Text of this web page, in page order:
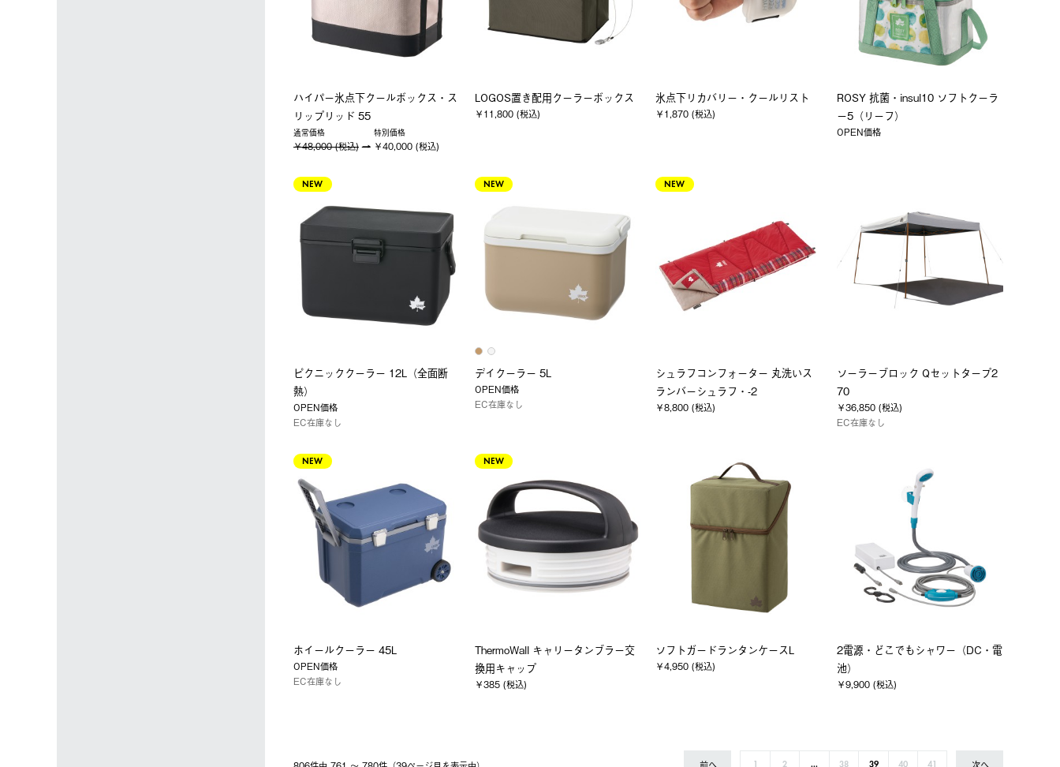
ハイパー氷点下クールボックス・ス
リップリッド 55
通常価格
￥48,000 (税込)
特別価格
￥40,000 (税込)
LOGOS置き配用クーラーボックス
￥11,800 (税込)
氷点下リカバリー・クールリスト
￥1,870 (税込)
ROSY 抗菌・insul10 ソフトクーラ
ー5（リーフ）
OPEN価格
NEW
ピクニッククーラー 12L（全面断
熱）
OPEN価格
EC在庫なし
NEW
デイクーラー 5L
OPEN価格
EC在庫なし
NEW
シュラフコンフォーター 丸洗いス
ランバーシュラフ・-2
￥8,800 (税込)
ソーラーブロック Qセットタープ2
70
￥36,850 (税込)
EC在庫なし
NEW
ホイールクーラー 45L
OPEN価格
EC在庫なし
NEW
ThermoWall キャリータンブラー交
換用キャップ
￥385 (税込)
ソフトガードランタンケースL
￥4,950 (税込)
2電源・どこでもシャワー（DC・電
池）
￥9,900 (税込)
2 ... 38 39 40 41